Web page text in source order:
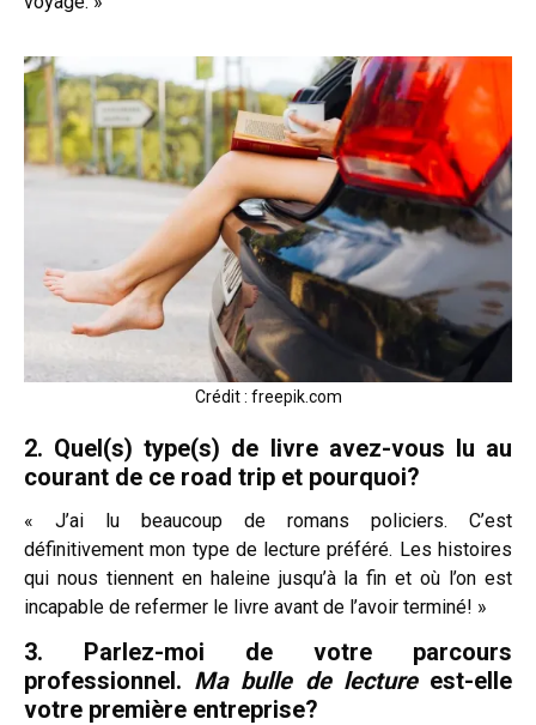
Crédit : freepik.com
2. Quel(s) type(s) de livre avez-vous lu au
courant de ce road trip et pourquoi?
« J’ai lu beaucoup de romans policiers. C’est
définitivement mon type de lecture préféré. Les histoires
qui nous tiennent en haleine jusqu’à la fin et où l’on est
incapable de refermer le livre avant de l’avoir terminé! »
3. Parlez-moi de votre parcours
professionnel. Ma bulle de lectureest-elle
votre première entreprise?